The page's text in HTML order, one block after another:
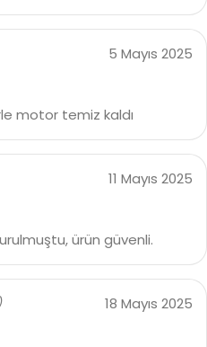
5 Mayıs 2025
motor temiz kaldı
11 Mayıs 2025
ürün güvenli.
18 Mayıs 2025